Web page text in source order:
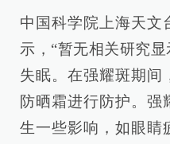
中国科学院上海天文
示，“暂无相关研究显
失眠。在强耀斑期间
防晒霜进行防护。强
生一些影响，如眼睛